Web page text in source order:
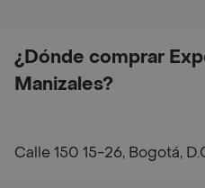
¿Dónde comprar
Manizales?
Calle 150 15-26, Bogotá,